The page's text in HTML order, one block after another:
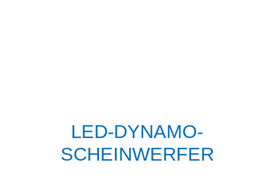
LED-DYNAMO-
SCHEINWERFER